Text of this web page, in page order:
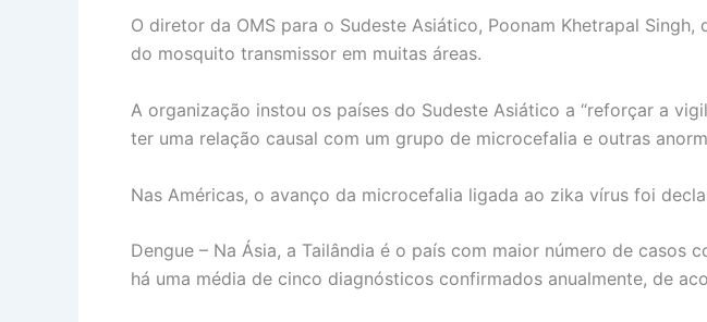
O diretor da OMS para o Sudeste Asiático, Poonam Khetrapal
do mosquito transmissor em muitas áreas.
A organização instou os países do Sudeste Asiático a “reforçar a
ter uma relação causal com um grupo de microcefalia e outras
Nas Américas, o avanço da microcefalia ligada ao zika vírus foi
Dengue – Na Ásia, a Tailândia é o país com maior número de
há uma média de cinco diagnósticos confirmados anualmente, de